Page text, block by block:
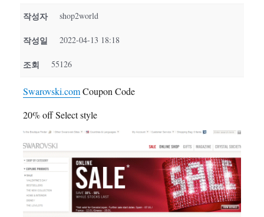
작성자 shop2world
작성일 2022-04-13 18:18
조회 55126
Swarovski.comCoupon Code
20% off Select style